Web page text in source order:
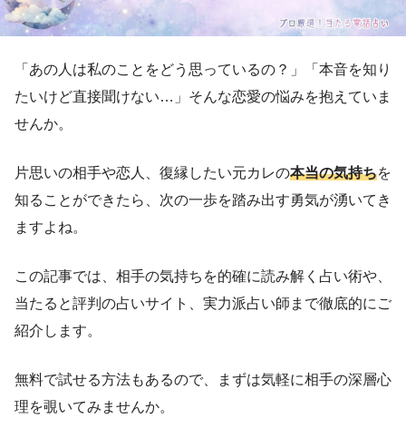
「あの人は私のことをどう思っているの？」「本音を知り
たいけど直接聞けない…」そんな恋愛の悩みを抱えていま
せんか。
片思いの相手や恋人、復縁したい元カレの本当の気持ちを
知ることができたら、次の一歩を踏み出す勇気が湧いてき
ますよね。
この記事では、相手の気持ちを的確に読み解く占い術や、
当たると評判の占いサイト、実力派占い師まで徹底的にご
紹介します。
無料で試せる方法もあるので、まずは気軽に相手の深層心
理を覗いてみませんか。